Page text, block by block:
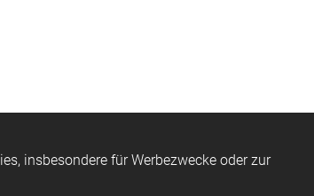
insbesondere für Werbezwecke oder zur